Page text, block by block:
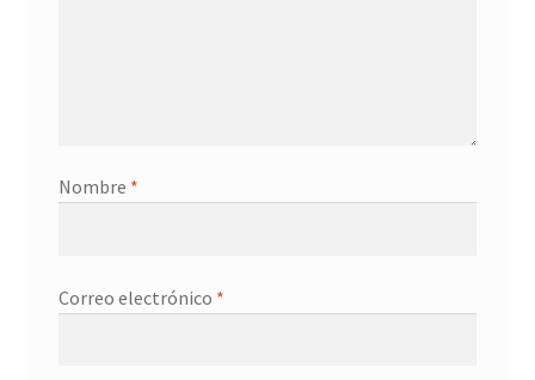
Nombre *
Correo electrónico *